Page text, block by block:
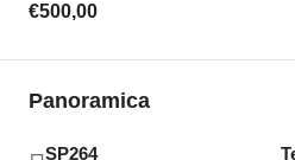
€500,00
Panoramica
SP264